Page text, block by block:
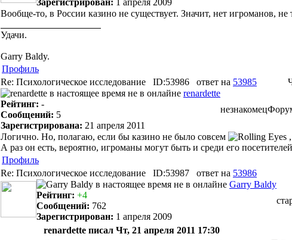
Зарегистрирован: 1 апреля 2009
Вообще-то, в России казино не существует. Значит, нет игроманов, не
Удачи.
Garry Baldy.
Профиль
Re: Психологическое исследование
ID:53986 ответ на 53985
renardette
Рейтинг: -
Сообщений: 5
Зарегистрирована: 21 апреля 2011
незнакомец
Логично. Но, полагаю, если бы казино не было совсем
А раз он есть, вероятно, игроманы могут быть и среди его
Профиль
Re: Психологическое исследование
ID:53987 ответ на 53986
Garry Baldy
Рейтинг: +4
Сообщений: 762
Зарегистрирован: 1 апреля 2009
renardette писал Чт, 21 апреля 2011 17:30